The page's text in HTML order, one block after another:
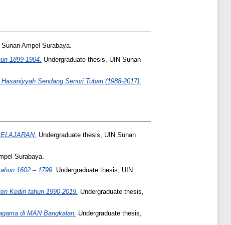
Ampel Surabaya.
1899-1904. Undergraduate thesis, UIN Sunan
Sendang Senori Tuban (1988-2017).
Undergraduate thesis, UIN Sunan
Surabaya.
1602 – 1799. Undergraduate thesis, UIN
Kediri tahun 1990-2019. Undergraduate thesis,
di MAN Bangkalan. Undergraduate thesis,